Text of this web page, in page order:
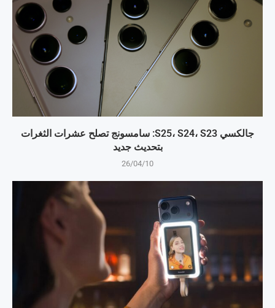
جالكسي S25، S24، S23: سامسونج تصلح عشرات الثغرات
بتحديث جديد
26/04/10